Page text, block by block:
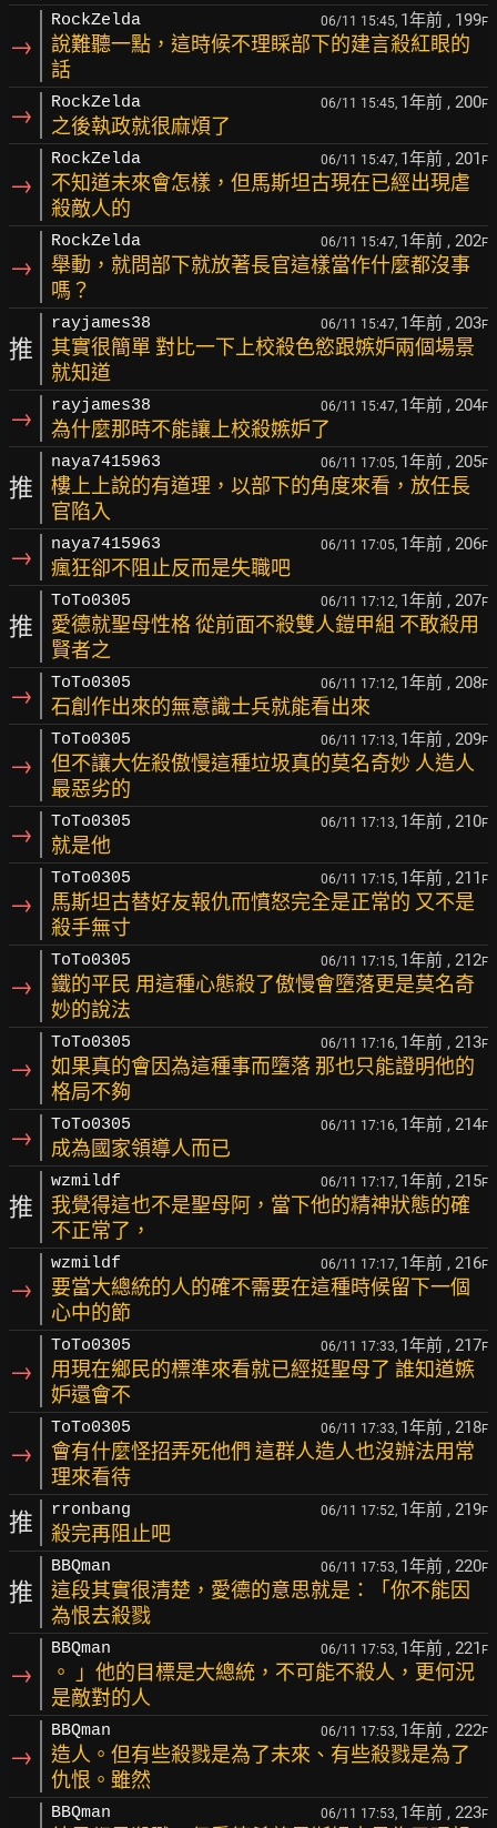
→
RockZelda 06/11 15:45, 1年前 , 199F
說難聽一點，這時候不理睬部下的建言殺紅眼的
話
→ RockZelda 06/11 15:45, 1年前 , 200F
之後執政就很麻煩了
→
RockZelda 06/11 15:47, 1年前 , 201 F
不知道未來會怎樣，但馬斯坦古現在已經出現虐
殺敵人的
→
RockZelda 06/11 15:47, 1年前 , 202F
舉動，就問部下就放著長官這樣當作什麼都沒事
嗎？
推
rayjames38 06/11 15:47, 1年前 , 203F
其實很簡單 對比一下上校殺色慾跟嫉妒兩個場景
就知道
→ rayjames38 06/11 15:47, 1年前 , 204F
為什麼那時不能讓上校殺嫉妒了
推
naya7415963 06/11 17:05, 1年前 , 205F
樓上上說的有道理，以部下的角度來看，放任長
官陷入
→ naya7415963 06/11 17:05, 1年前 , 206F
瘋狂卻不阻止反而是失職吧
推
ToTo0305 06/11 17:12, 1年前 , 207F
愛德就聖母性格 從前面不殺雙人鎧甲組 不敢殺用
賢者之
→ ToTo0305 06/11 17:12, 1年前 , 208F
石創作出來的無意識士兵就能看出來
→
ToTo0305 06/11 17:13, 1年前 , 209F
但不讓大佐殺傲慢這種垃圾真的莫名奇妙 人造人
最惡劣的
→ ToTo0305 06/11 17:13, 1年前 , 210F
就是他
→
ToTo0305 06/11 17:15, 1年前 , 211 F
馬斯坦古替好友報仇而憤怒完全是正常的 又不是
殺手無寸
→
ToTo0305 06/11 17:15, 1年前 , 212F
鐵的平民 用這種心態殺了傲慢會墮落更是莫名奇
妙的說法
→
ToTo0305 06/11 17:16, 1年前 , 213F
如果真的會因為這種事而墮落 那也只能證明他的
格局不夠
→ ToTo0305 06/11 17:16, 1年前 , 214F
成為國家領導人而已
推
wzmildf 06/11 17:17, 1年前 , 215F
我覺得這也不是聖母阿，當下他的精神狀態的確
不正常了，
→
wzmildf 06/11 17:17, 1年前 , 216F
要當大總統的人的確不需要在這種時候留下一個
心中的節
→
ToTo0305 06/11 17:33, 1年前 , 217F
用現在鄉民的標準來看就已經挺聖母了 誰知道嫉
妒還會不
→
ToTo0305 06/11 17:33, 1年前 , 218F
會有什麼怪招弄死他們 這群人造人也沒辦法用常
理來看待
推 rronbang 06/11 17:52, 1年前 , 219F
殺完再阻止吧
推
BBQman 06/11 17:53, 1年前 , 220F
這段其實很清楚，愛德的意思就是：「你不能因
為恨去殺戮
→
BBQman 06/11 17:53, 1年前 , 221 F
。 」他的目標是大總統，不可能不殺人，更何況
是敵對的人
→
BBQman 06/11 17:53, 1年前 , 222F
造人。但有些殺戮是為了未來、有些殺戮是為了
仇恨。雖然
BBQman 06/11 17:53, 1年前 , 223F